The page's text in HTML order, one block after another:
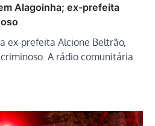
Alagoinha; ex-prefeita
ex-prefeita Alcione Beltrão,
A rádio comunitária